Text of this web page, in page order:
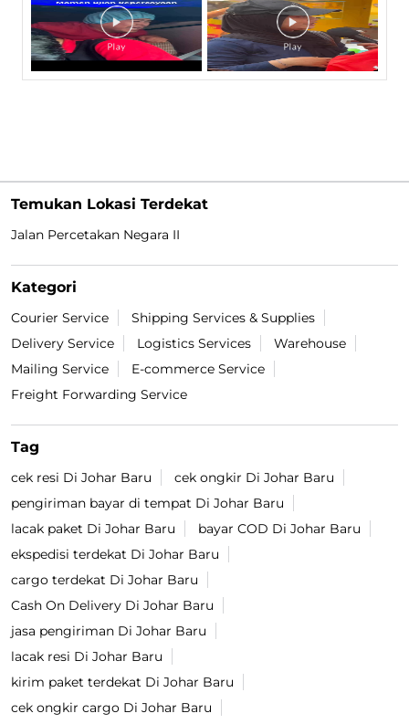
Temukan Lokasi Terdekat
Jalan Percetakan Negara II
Kategori
Courier Service
Shipping Services & Supplies
Delivery Service
Logistics Services
Warehouse
Mailing Service
E-commerce Service
Freight Forwarding Service
Tag
cek resi Di Johar Baru
cek ongkir Di Johar Baru
pengiriman bayar di tempat Di Johar Baru
lacak paket Di Johar Baru
bayar COD Di Johar Baru
ekspedisi terdekat Di Johar Baru
cargo terdekat Di Johar Baru
Cash On Delivery Di Johar Baru
jasa pengiriman Di Johar Baru
lacak resi Di Johar Baru
kirim paket terdekat Di Johar Baru
cek ongkir cargo Di Johar Baru